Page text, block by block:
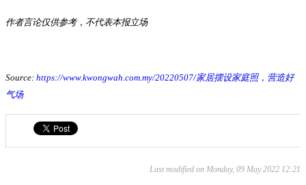
作者言论仅供参考，不代表本报立场
Source: https://www.kwongwah.com.my/20220507/家居摆设家庭照，营造好
气场
Last modified on Monday, 09 May 2022 12:21